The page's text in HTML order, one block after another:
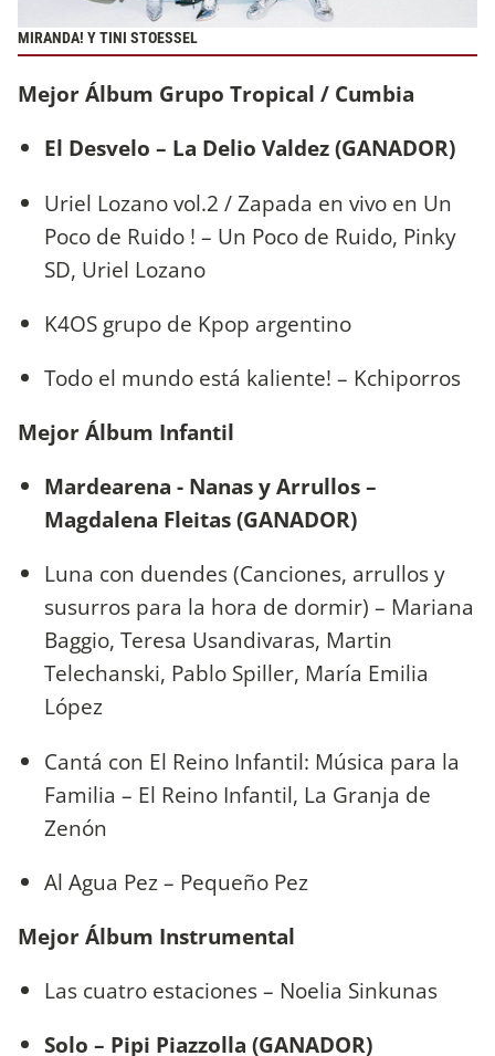
MIRANDA! Y TINI STOESSEL
Mejor Álbum Grupo Tropical / Cumbia
El Desvelo – La Delio Valdez (GANADOR)
Uriel Lozano vol.2 / Zapada en vivo en Un
Poco de Ruido ! – Un Poco de Ruido, Pinky
SD, Uriel Lozano
K4OS grupo de Kpop argentino
Todo el mundo está kaliente! – Kchiporros
Mejor Álbum Infantil
Mardearena - Nanas y Arrullos –
Magdalena Fleitas (GANADOR)
Luna con duendes (Canciones, arrullos y
susurros para la hora de dormir) – Mariana
Baggio, Teresa Usandivaras, Martin
Telechanski, Pablo Spiller, María Emilia
López
Cantá con El Reino Infantil: Música para la
Familia – El Reino Infantil, La Granja de
Zenón
Al Agua Pez – Pequeño Pez
Mejor Álbum Instrumental
Las cuatro estaciones – Noelia Sinkunas
Solo – Pipi Piazzolla (GANADOR)